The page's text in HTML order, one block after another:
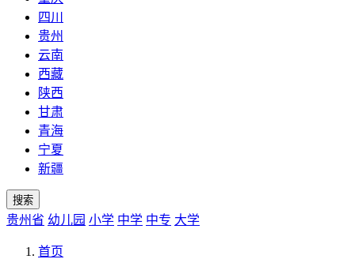
四川
贵州
云南
西藏
陕西
甘肃
青海
宁夏
新疆
搜索
贵州省 幼儿园 小学 中学 中专 大学
首页